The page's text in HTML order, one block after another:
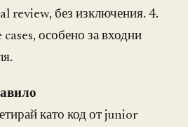
review, без изключения. 4.
особено за входни
като код от junior